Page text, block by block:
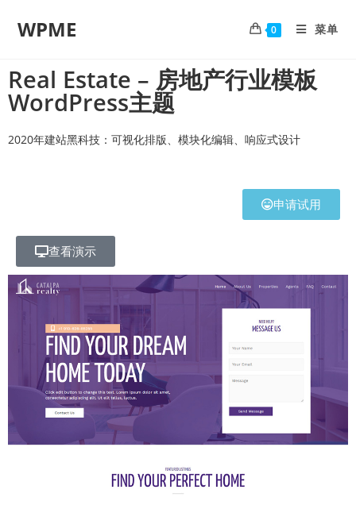
WPME 0 菜单
Real Estate – 房地产行业模板
WordPress主题
2020年建站黑科技：可视化排版、模块化编辑、响应式设计
申请试用
查看演示